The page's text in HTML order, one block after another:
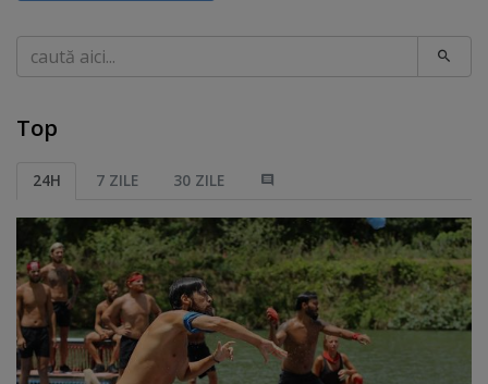
Caută
Top
24H 7 ZILE 30 ZILE